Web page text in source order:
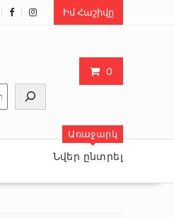
Իմ Հաշիվը
0
Առաջարկ
Նվեր ընտրել